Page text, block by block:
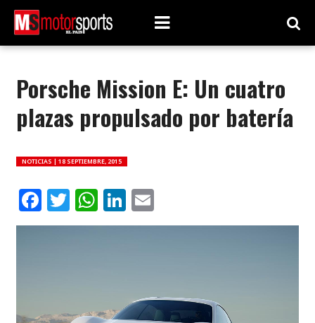
Porsche Mission E: Un cuatro
plazas propulsado por batería
NOTICIAS | 18 SEPTIEMBRE, 2015
Facebook
Twitter
WhatsApp
LinkedIn
Email